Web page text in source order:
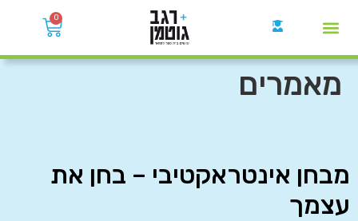
0
מאמרים
מבחן אינטראקטיבי – בחן את
עצמך